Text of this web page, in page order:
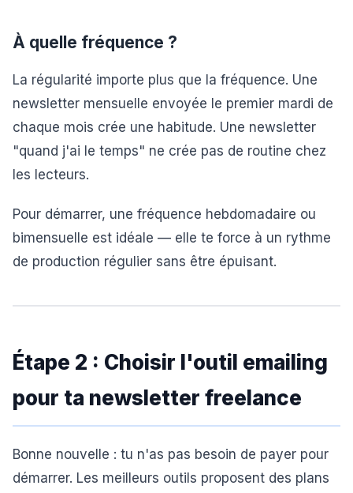
À quelle fréquence ?
La régularité importe plus que la fréquence. Une
newsletter mensuelle envoyée le premier mardi de
chaque mois crée une habitude. Une newsletter
"quand j'ai le temps" ne crée pas de routine chez
les lecteurs.
Pour démarrer, une fréquence hebdomadaire ou
bimensuelle est idéale — elle te force à un rythme
de production régulier sans être épuisant.
Étape 2 : Choisir l'outil emailing
pour ta newsletter freelance
Bonne nouvelle : tu n'as pas besoin de payer pour
démarrer. Les meilleurs outils proposent des plans